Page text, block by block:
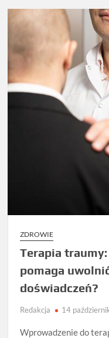
ZDROWIE
Terapia
pomaga
doświadczeń?
Redakcja 14
Wprowadzenie do